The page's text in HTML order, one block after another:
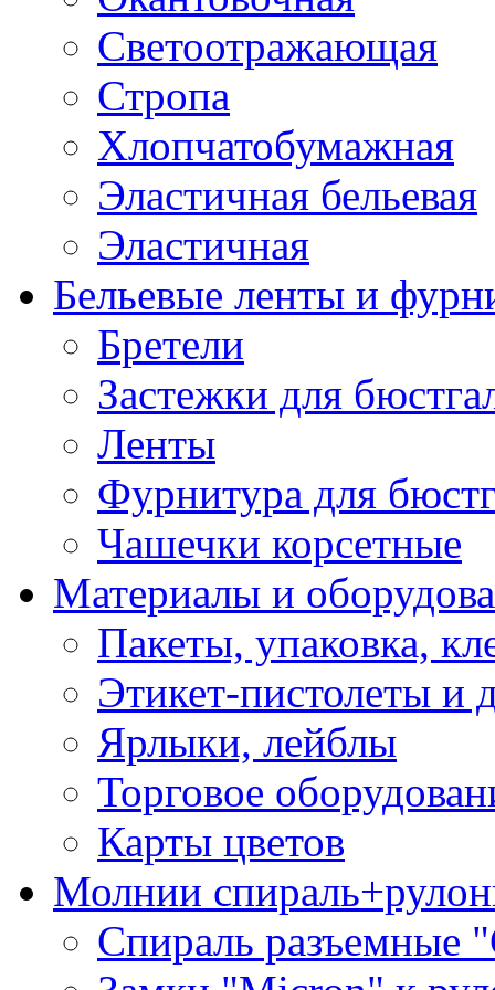
Светоотражающая
Стропа
Хлопчатобумажная
Эластичная бельевая
Эластичная
Бельевые ленты и
Бретели
Застежки для
Ленты
Фурнитура для
Чашечки корсетные
Материалы и
Пакеты, упаковка,
Этикет-пистолеты и
Ярлыки, лейблы
Торговое
Карты цветов
Молнии
Спираль разъемные